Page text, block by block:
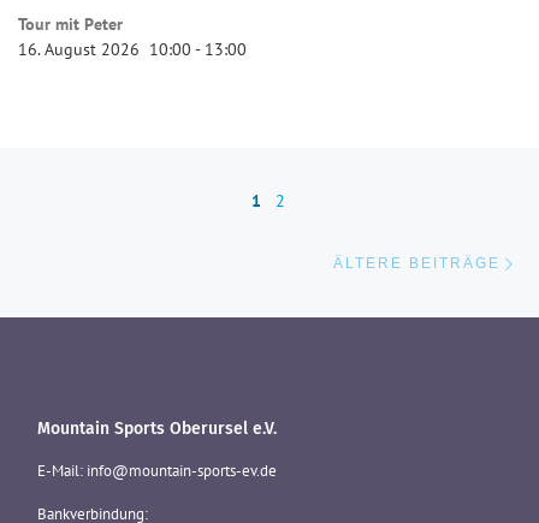
Tour mit Peter
16. August 2026 10:00 - 13:00
1 2
ÄLTERE BEITRÄGE
Mountain Sports Oberursel e.V.
E-Mail: info@mountain-sports-ev.de
Bankverbindung: